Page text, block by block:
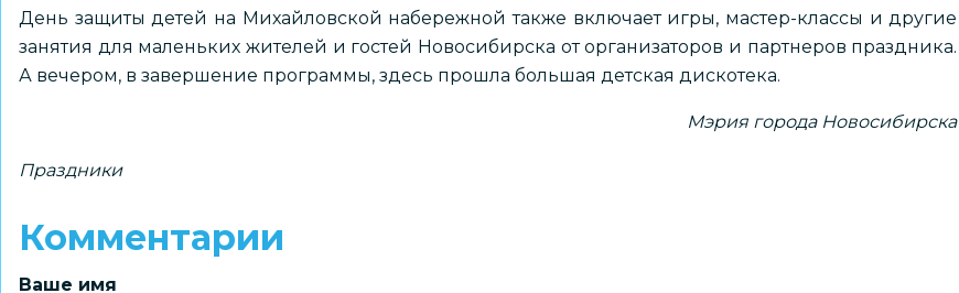
День защиты детей на Михайловской набережной также включает игры, мастер-классы и другие
занятия для маленьких жителей и гостей Новосибирска от организаторов и партнеров праздника.
А вечером, в завершение программы, здесь прошла большая детская дискотека.
Мэрия города Новосибирска
Праздники
Комментарии
Ваше имя